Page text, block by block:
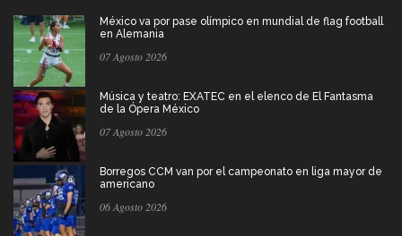
México va por pase olímpico en mundial de flag football
en Alemania
07 Agosto 2026
Música y teatro: EXATEC en el elenco de El Fantasma
de la Ópera México
07 Agosto 2026
Borregos CCM van por el campeonato en liga mayor de
americano
06 Agosto 2026